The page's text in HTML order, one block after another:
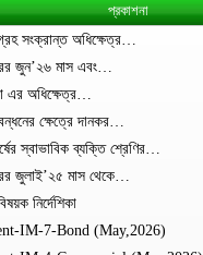
প্রকাশনা
সংক্রান্ত অধিক্ষেত্র…
জুন’২৬ মাস এবং…
এর অধিক্ষেত্র…
ক্ষেত্রে দানকর…
স্বাভাবিক ব্যক্তি শ্রেণির…
জুলাই’২৫ মাস থেকে…
নির্দেশিকা
IM-7-Bond (May,2026)